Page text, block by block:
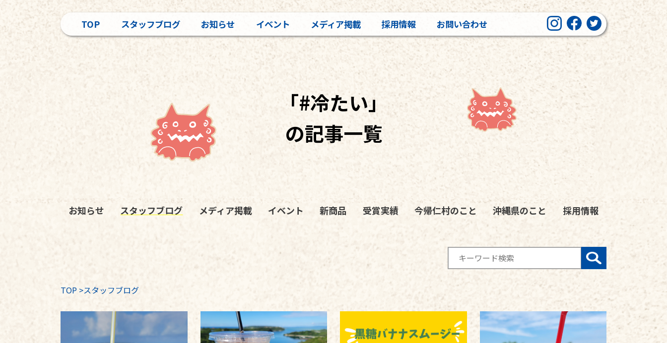
TOP スタッフブログ お知らせ イベント メディア掲載 採用情報 お問い合わせ
「#冷たい」
の記事一覧
お知らせ スタッフブログ メディア掲載 イベント 新商品 受賞実績 今帰仁村のこと 沖縄県のこと 採用情報
TOP >スタッフブログ